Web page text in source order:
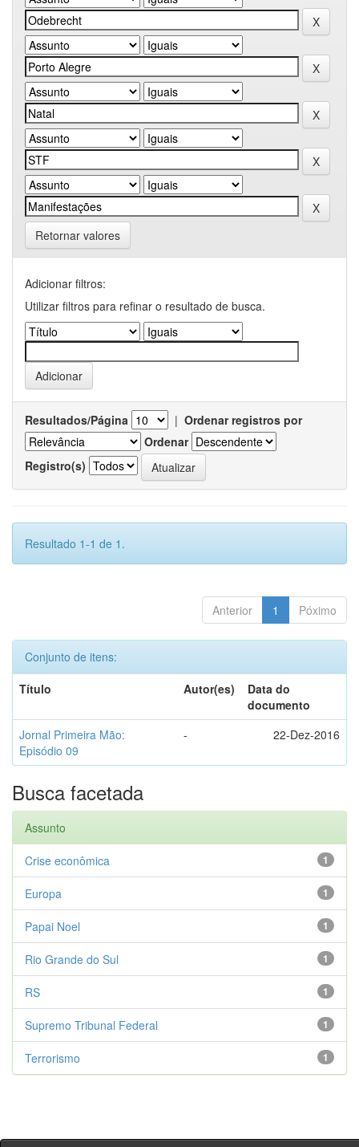
Retornar valores
Adicionar filtros:
Utilizar filtros para refinar o resultado de busca.
Resultados/Página | Ordenar registros por
Ordenar
Registro(s)
Resultado 1-1 de 1.
Anterior 1 Póximo
Conjunto de itens:
Título
Autor(es)
Data do
documento
Jornal Primeira Mão:
Episódio 09
- 22-Dez-2016
Busca facetada
Assunto
1
Crise econômica
1
Europa
1
Papai Noel
1
Rio Grande do Sul
1
RS
1
Supremo Tribunal Federal
1
Terrorismo